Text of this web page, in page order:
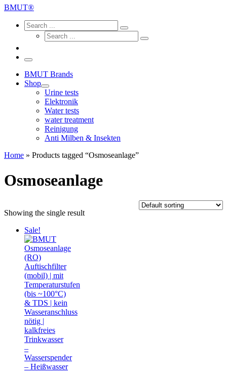
BMUT®
Search
Search
Search
Search
Search
Menu
BMUT Brands
Shop
Urine tests
Elektronik
Water tests
water treatment
Reinigung
Anti Milben & Insekten
Home » Products tagged “Osmoseanlage”
Osmoseanlage
Showing the single result
Sale!